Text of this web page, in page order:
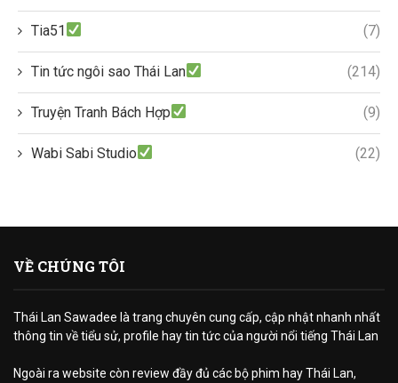
Tia51 (7)
Tin tức ngôi sao Thái Lan (214)
Truyện Tranh Bách Hợp (9)
Wabi Sabi Studio (22)
VỀ CHÚNG TÔI
Thái Lan Sawadee là trang chuyên cung cấp, cập nhật nhanh nhất
thông tin về tiểu sử, profile hay tin tức của người nổi tiếng Thái Lan
Ngoài ra website còn review đầy đủ các bộ phim hay Thái Lan,